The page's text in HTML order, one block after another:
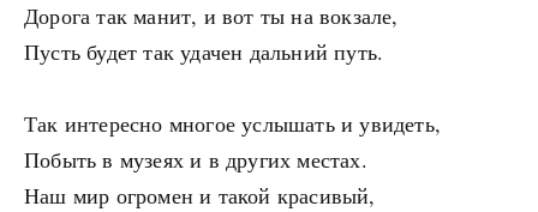
Дорога так манит, и вот ты на вокзале,
Пусть будет так удачен дальний путь.
Так интересно многое услышать и увидеть,
Побыть в музеях и в других местах.
Наш мир огромен и такой красивый,